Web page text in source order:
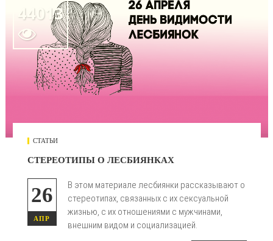
44013

СТАТЬИ
СТЕРЕОТИПЫ О ЛЕСБИЯНКАХ
26
АПР
В этом материале лесбиянки рассказывают о
стереотипах, связанных с их сексуальной
жизнью, с их отношениями с мужчинами,
внешним видом и социализацией.